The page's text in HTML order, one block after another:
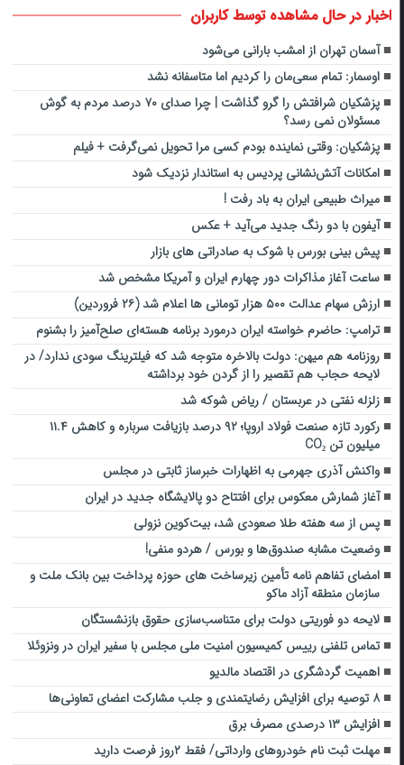
اخبار در حال مشاهده توسط کاربران
آسمان تهران از امشب بارانی می‌شود
اوسمار: تمام سعی‌مان را کردیم اما متاسفانه نشد
پزشکیان شرافتش را گرو گذاشت | چرا صدای ۷۰ درصد مردم به گوش
مسئولان نمی رسد؟
پزشکیان: وقتی نماینده بودم کسی مرا تحویل نمی‌گرفت + فیلم
امکانات آتش‌نشانی پردیس به استاندار نزدیک شود
میراث طبیعی ایران به باد رفت !
آیفون با دو رنگ جدید می‌آید + عکس
پیش بینی بورس با شوک به صادراتی های بازار
ساعت آغاز مذاکرات دور چهارم ایران و آمریکا مشخص شد
ارزش سهام عدالت ۵۰۰ هزار تومانی ها اعلام شد (۲۶ فروردین)
ترامپ: حاضرم خواسته ایران درمورد برنامه هسته‌ای صلح‌آمیز را بشنوم
روزنامه هم میهن: دولت بالاخره متوجه شد که فیلترینگ سودی ندارد/ در
لایحه حجاب هم تقصیر را از گردن خود برداشته
زلزله نفتی در عربستان / ریاض شوکه شد
رکورد تازه صنعت فولاد اروپا؛ ۹۲ درصد بازیافت سرباره و کاهش ۱۱.۴
میلیون تن CO₂
واکنش آذری جهرمی به اظهارات خبرساز ثابتی در مجلس
آغاز شمارش معکوس برای افتتاح دو پالایشگاه جدید در ایران
پس از سه هفته طلا صعودی شد، بیت‌کوین نزولی
وضعیت مشابه صندوق‌ها و بورس / هردو منفی!
امضای تفاهم نامه تأمین زیرساخت های حوزه پرداخت بین بانک ملت و
سازمان منطقه آزاد ماکو
لایحه‌ دو فوریتی دولت برای متناسب‌سازی حقوق بازنشستگان
تماس تلفنی رییس کمیسیون امنیت ملی مجلس با سفیر ایران در ونزوئلا
اهمیت گردشگری در اقتصاد مالدیو
۸ توصیه برای افزایش رضایتمندی و جلب مشارکت اعضای تعاونی‌ها
افزایش ۱۳ درصدی مصرف برق
مهلت ثبت نام خودروهای وارداتی/ فقط ۲روز فرصت دارید